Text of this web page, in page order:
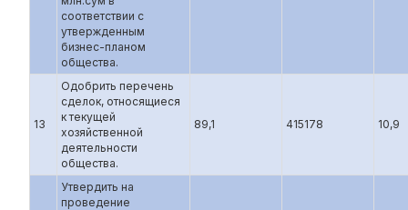
соответствии с
утвержденным
бизнес-планом
общества.
13
Одобрить перечень
сделок, относящиеся
к текущей
хозяйственной
деятельности
общества.
89,1 415178 10,9
Утвердить на
проведение